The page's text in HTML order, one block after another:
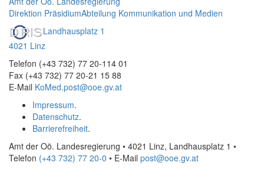
Direktion PräsidiumAbteilung Kommunikation und Medien
Landhausplatz 1
4021 Linz
Telefon (+43 732) 77 20-114 01
Fax (+43 732) 77 20-21 15 88
E-Mail KoMed.post@ooe.gv.at
Impressum.
Datenschutz.
Barrierefreiheit.
Amt der Oö. Landesregierung • 4021 Linz, Landhausplatz 1 •
Telefon (+43 732) 77 20-0 • E-Mail post@ooe.gv.at